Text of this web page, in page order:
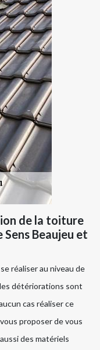
de la toiture
Beaujeu et
réaliser au niveau de
détériorations sont
cas réaliser ce
proposer de vous
des matériels